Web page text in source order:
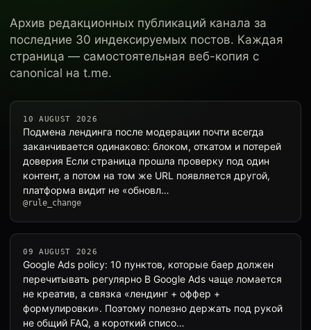
Архив редакционных публикаций канала за
последние 30 индексируемых постов. Каждая
страница — самостоятельная веб-копия с
canonical на t.me.
10 AUGUST 2026
Подмена лендинга после модерации почти всегда
заканчивается одинаково: блоком, откатом и потерей
доверия Если страница прошла проверку под один
контент, а потом на том же URL появляется другой,
платформа видит не «обновл…
@rule_change
09 AUGUST 2026
Google Ads policy: 10 пунктов, которые баер должен
перечитывать регулярно В Google Ads чаще ломается
не креатив, а связка «лендинг + оффер +
формулировки». Поэтому полезно держать под рукой
не общий FAQ, а короткий списо…